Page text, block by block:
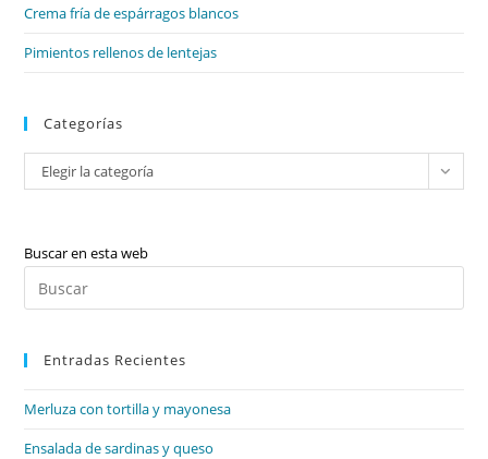
Crema fría de espárragos blancos
Pimientos rellenos de lentejas
Categorías
Categorías
Elegir la categoría
Buscar en esta web
Entradas Recientes
Merluza con tortilla y mayonesa
Ensalada de sardinas y queso